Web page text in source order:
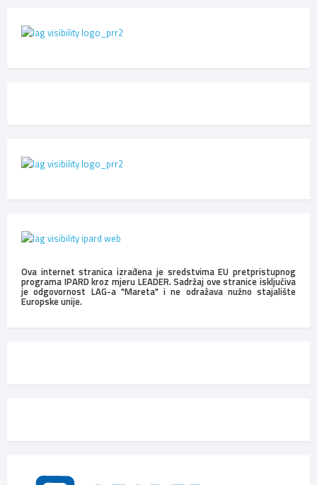
Ova internet stranica izrađena je sredstvima EU pretpristupnog
programa IPARD kroz mjeru LEADER. Sadržaj ove stranice isključiva
je odgovornost LAG-a "Mareta" i ne odražava nužno stajalište
Europske unije.